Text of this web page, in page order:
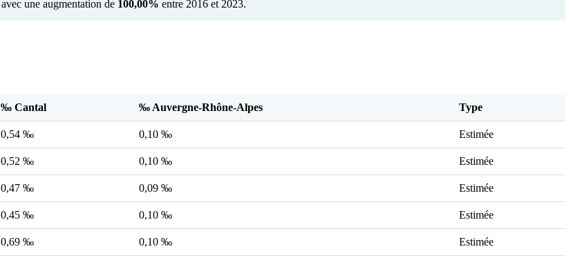
avec une augmentation de 100,00% entre 2016 et 2023.
‰ Cantal ‰ Auvergne-Rhône-Alpes Type
0,54 ‰ 0,10 ‰ Estimée
0,52 ‰ 0,10 ‰ Estimée
0,47 ‰ 0,09 ‰ Estimée
0,45 ‰ 0,10 ‰ Estimée
0,69 ‰ 0,10 ‰ Estimée